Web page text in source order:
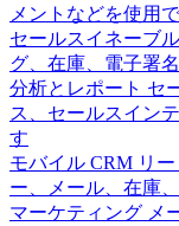
メントなどを使用
セールスイネーブ
グ、在庫、電子署
分析とレポート セ
ス、セールスイン
す
モバイル CRM リ
ー、メール、在庫
マーケティング メ